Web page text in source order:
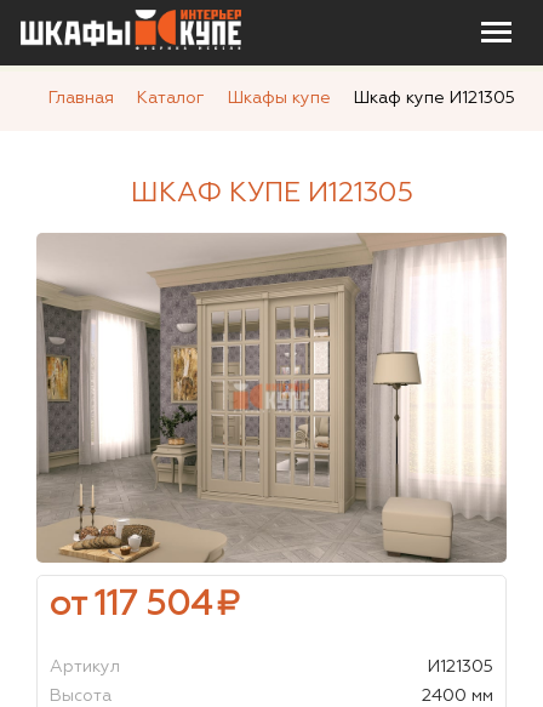
Главная Каталог Шкафы купе Шкаф купе И121305
ШКАФ КУПЕ И121305
от 117 504₽
Артикул
И121305
Высота
2400 мм